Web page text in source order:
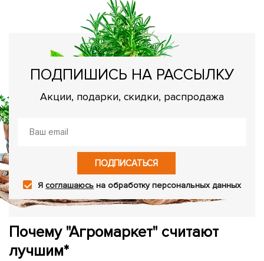
ПОДПИШИСЬ НА РАССЫЛКУ
Акции, подарки, скидки, распродажа
ПОДПИСАТЬСЯ
Ясоглашаюсь на обработку персональных данных
Почему "Агромаркет" считают
лучшим*